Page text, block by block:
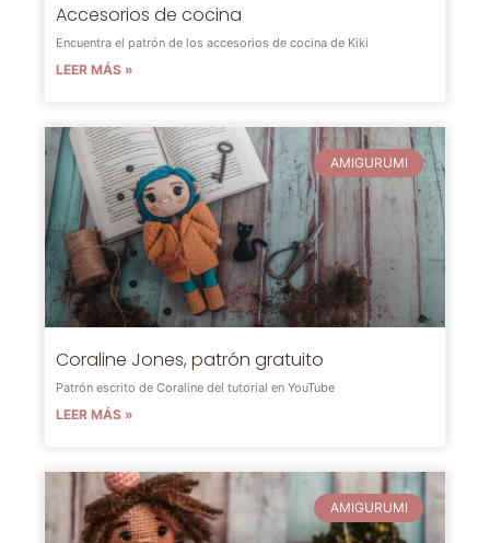
Accesorios de cocina
Encuentra el patrón de los accesorios de cocina de Kiki
LEER MÁS »
AMIGURUMI
Coraline Jones, patrón gratuito
Patrón escrito de Coraline del tutorial en YouTube
LEER MÁS »
AMIGURUMI